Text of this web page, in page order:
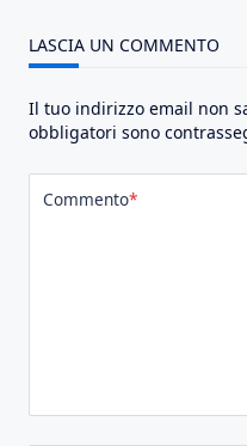
LASCIA UN COMMENTO
Il tuo indirizzo email non
obbligatori sono
Commento*